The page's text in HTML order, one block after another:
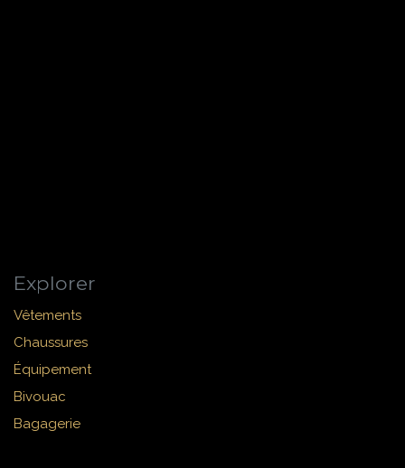
Explorer
Vêtements
Chaussures
Équipement
Bivouac
Bagagerie